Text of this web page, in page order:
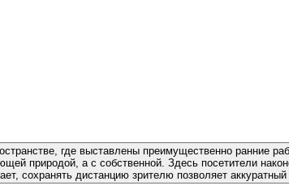
где выставлены преимущественно ранние
природой, а с собственной. Здесь посетители
сохранять дистанцию зрителю позволяет